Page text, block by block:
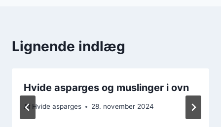
Lignende indlæg
Hvide asparges og muslinger i ovn
Af Hvide asparges 28. november 2024